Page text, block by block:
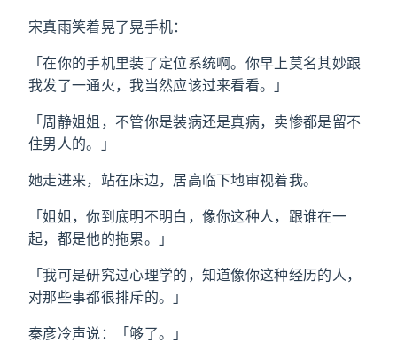
宋真雨笑着晃了晃手机：
「在你的手机里装了定位系统啊。你早上莫名其妙跟
我发了一通火，我当然应该过来看看。」
「周静姐姐，不管你是装病还是真病，卖惨都是留不
住男人的。」
她走进来，站在床边，居高临下地审视着我。
「姐姐，你到底明不明白，像你这种人，跟谁在一
起，都是他的拖累。」
「我可是研究过心理学的，知道像你这种经历的人，
对那些事都很排斥的。」
秦彦冷声说：「够了。」